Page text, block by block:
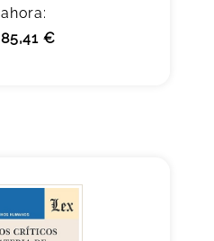
ahora:
85,41 €